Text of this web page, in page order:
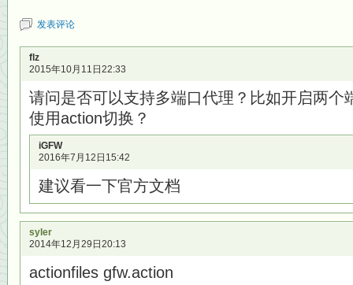
发表评论
flz
2015年10月11日22:33
请问是否可以支持多端口代理？比如开启两个
使用action切换？
iGFW
2016年7月12日15:42
建议看一下官方文档
syler
2014年12月29日20:13
actionfiles gfw.action